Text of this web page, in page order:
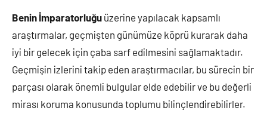
Benin İmparatorluğu üzerine yapılacak kapsamlı
araştırmalar, geçmişten günümüze köprü kurarak daha
iyi bir gelecek için çaba sarf edilmesini sağlamaktadır.
Geçmişin izlerini takip eden araştırmacılar, bu sürecin bir
parçası olarak önemli bulgular elde edebilir ve bu değerli
mirası koruma konusunda toplumu bilinçlendirebilirler.